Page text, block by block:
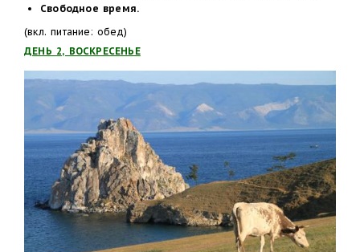
Свободное время.
(вкл. питание: обед)
ДЕНЬ 2, ВОСКРЕСЕНЬЕ